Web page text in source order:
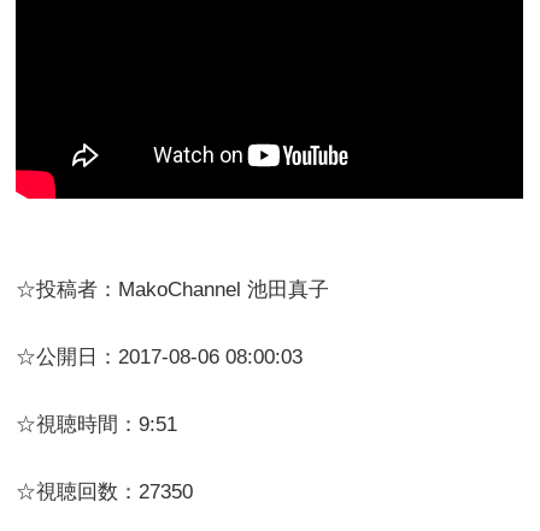
☆投稿者：MakoChannel 池田真子
☆公開日：2017-08-06 08:00:03
☆視聴時間：9:51
☆視聴回数：27350